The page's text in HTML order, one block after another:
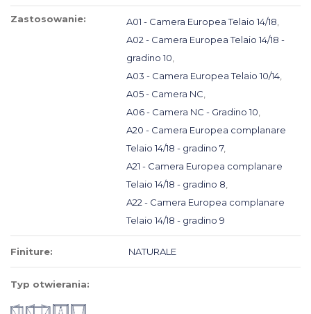
Zastosowanie: A01 - Camera Europea Telaio 14/18,
A02 - Camera Europea Telaio 14/18 -
gradino 10,
A03 - Camera Europea Telaio 10/14,
A05 - Camera NC,
A06 - Camera NC - Gradino 10,
A20 - Camera Europea complanare
Telaio 14/18 - gradino 7,
A21 - Camera Europea complanare
Telaio 14/18 - gradino 8,
A22 - Camera Europea complanare
Telaio 14/18 - gradino 9
Finiture: NATURALE
Typ otwierania: